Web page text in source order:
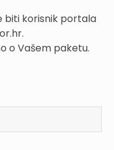
biti korisnik portala
o Vašem paketu.